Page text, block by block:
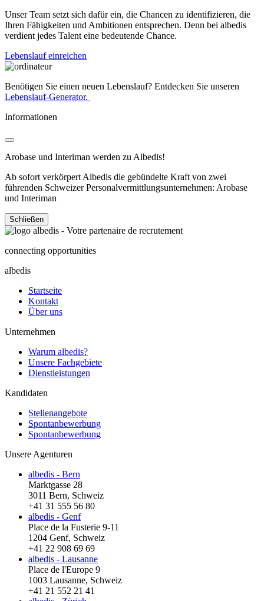
Unser Team setzt sich dafür ein, die Chancen zu identifizieren, die
Ihren Fähigkeiten und Ambitionen entsprechen. Denn bei albedis
verdient jedes Talent eine bedeutende Chance.
Lebenslauf einreichen
Benötigen Sie einen neuen Lebenslauf? Entdecken Sie unseren
Lebenslauf-Generator.
Informationen
Arobase und Interiman werden zu Albedis!
Ab sofort verkörpert Albedis die gebündelte Kraft von zwei
führenden Schweizer Personalvermittlungsunternehmen: Arobase
und Interiman
Schließen
connecting opportunities
albedis
Startseite
Kontakt
Über uns
Unternehmen
Warum albedis?
Unsere Fachgebiete
Dienstleistungen
Kandidaten
Stellenangebote
Spontanbewerbung
Spontanbewerbung
Unsere Agenturen
albedis - Bern
Marktgasse 28
3011 Bern, Schweiz
+41 31 555 56 80
albedis - Genf
Place de la Fusterie 9-11
1204 Genf, Schweiz
+41 22 908 69 69
albedis - Lausanne
Place de l'Europe 9
1003 Lausanne, Schweiz
+41 21 552 21 41